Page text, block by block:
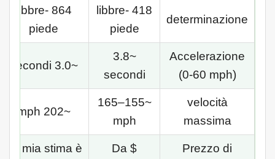
determinazione
418 libbre-
piede
864 libbre-
piede
Accelerazione
(0-60 mph)
~3.8
secondi
~3.0 secondi
velocità
massima
~155–165
mph
~202 mph
Prezzo di
Da $
La mia stima è